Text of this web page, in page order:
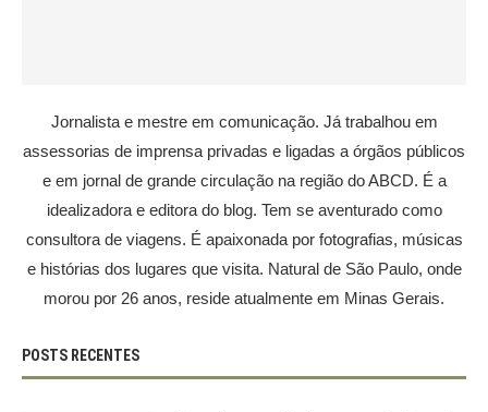
Jornalista e mestre em comunicação. Já trabalhou em
assessorias de imprensa privadas e ligadas a órgãos públicos
e em jornal de grande circulação na região do ABCD. É a
idealizadora e editora do blog. Tem se aventurado como
consultora de viagens. É apaixonada por fotografias, músicas
e histórias dos lugares que visita. Natural de São Paulo, onde
morou por 26 anos, reside atualmente em Minas Gerais.
POSTS RECENTES